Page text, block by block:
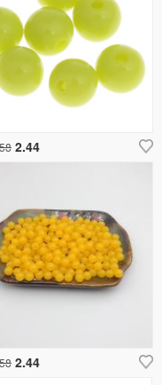
2.44
2.44